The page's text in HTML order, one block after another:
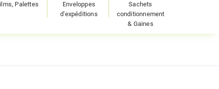
Palettes
Enveloppes
d'expéditions
Sachets
conditionnement
& Gaines